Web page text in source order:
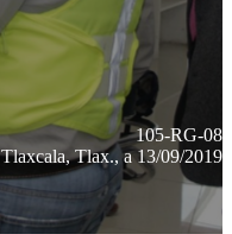
105-RG-08
Tlaxcala, Tlax., a 13/09/2019